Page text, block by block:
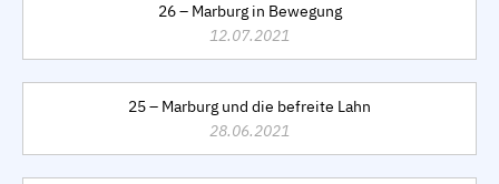
26 – Marburg in Bewegung
12.07.2021
25 – Marburg und die befreite Lahn
28.06.2021